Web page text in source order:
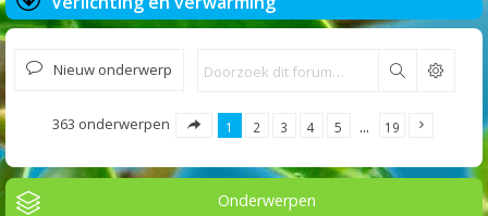
Nieuw onderwerp Zoek
363 onderwerpen 1 2 3 4 5 … 19
Onderwerpen